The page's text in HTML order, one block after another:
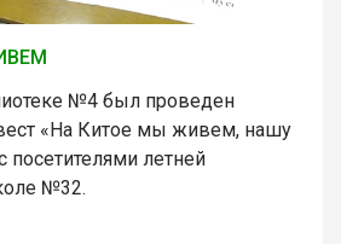
№4 был проведен
«На Китое мы живем, нашу
летней
№32.